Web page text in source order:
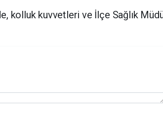
kolluk kuvvetleri ve İlçe Sağlık